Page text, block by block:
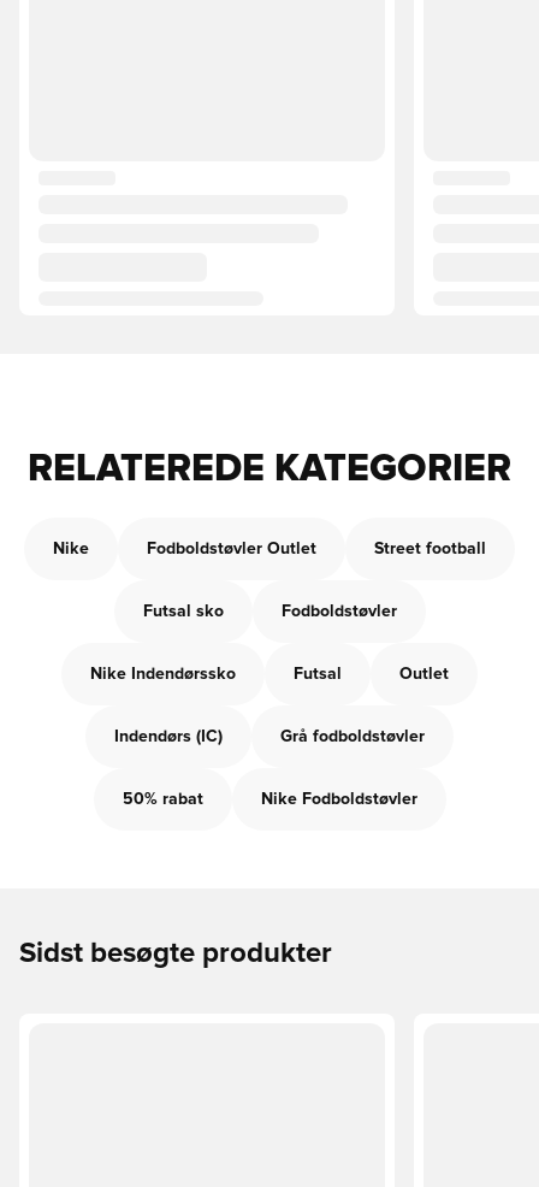
RELATEREDE KATEGORIER
Nike Fodboldstøvler Outlet Street football
Futsal sko Fodboldstøvler
Nike Indendørssko Futsal Outlet
Indendørs (IC) Grå fodboldstøvler
50% rabat Nike Fodboldstøvler
Sidst besøgte produkter